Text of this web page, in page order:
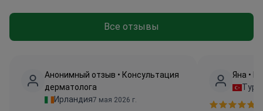
Все отзывы
Анонимный отзыв • Консультация
дерматолога
Ирландия7 мая 2026 г.
Яна •